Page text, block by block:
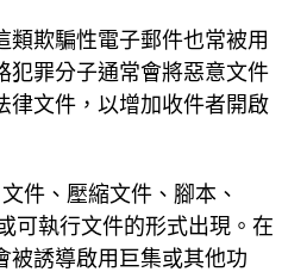
類欺騙性電子郵件也常被用
犯罪分子通常會將惡意文件
律文件，以增加收件者開啟
件、壓縮文件、腳本、
可執行文件的形式出現。在
被誘導啟用巨集或其他功